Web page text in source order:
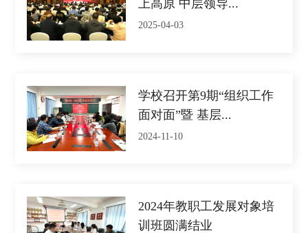
上高原 中层领导...
2025-04-03
学校召开第9期“组织工作
面对面”暨 基层...
2024-11-10
2024年教职工发展对象培
训班圆满结业